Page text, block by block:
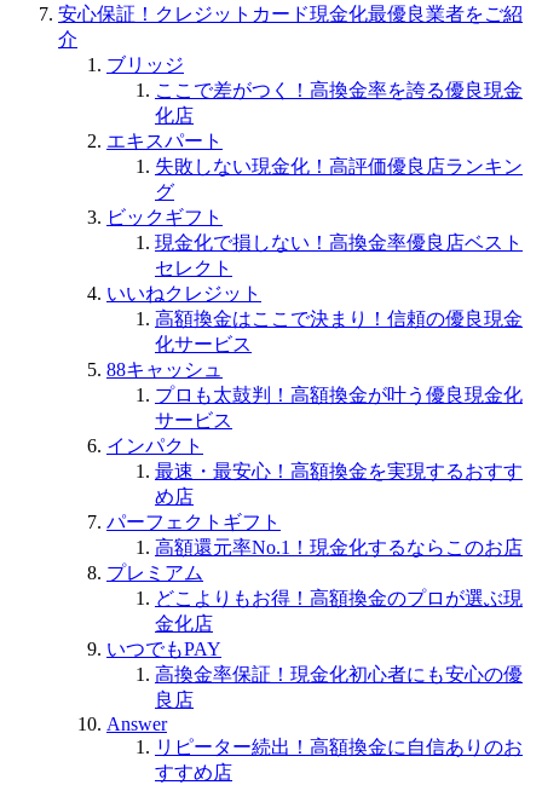
安心保証！クレジットカード現金化最優良業者をご紹
介
ブリッジ
ここで差がつく！高換金率を誇る優良現金
化店
エキスパート
失敗しない現金化！高評価優良店ランキン
グ
ビックギフト
現金化で損しない！高換金率優良店ベスト
セレクト
いいねクレジット
高額換金はここで決まり！信頼の優良現金
化サービス
88キャッシュ
プロも太鼓判！高額換金が叶う優良現金化
サービス
インパクト
最速・最安心！高額換金を実現するおすす
め店
パーフェクトギフト
高額還元率No.1！現金化するならこのお店
プレミアム
どこよりもお得！高額換金のプロが選ぶ現
金化店
いつでもPAY
高換金率保証！現金化初心者にも安心の優
良店
Answer
リピーター続出！高額換金に自信ありのお
すすめ店